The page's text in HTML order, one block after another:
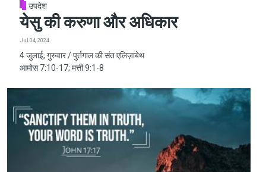
उपदेश
येसु की करुणा और अधिकार
Jul 04, 2024
4 जुलाई, गुरुवार / पुर्तगाल की संत एलिज़ाबेथ
आमोस 7:10-17; मत्ती 9:1-8